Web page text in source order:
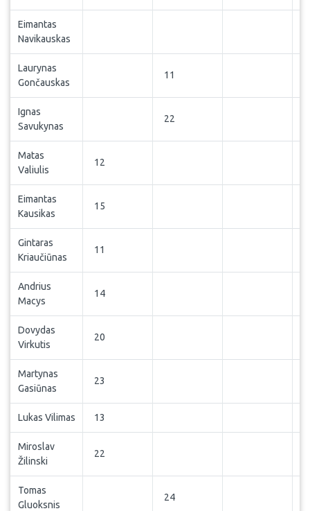
Eimantas
Navikauskas
Laurynas
Gončauskas
11
Ignas
Savukynas
22
Matas
Valiulis
12
Eimantas
Kausikas
15
Gintaras
Kriaučiūnas
11
Andrius
Macys
14
Dovydas
Virkutis
20
Martynas
Gasiūnas
23
Lukas Vilimas 13
Miroslav
Žilinski
22
Tomas
Gluoksnis
24